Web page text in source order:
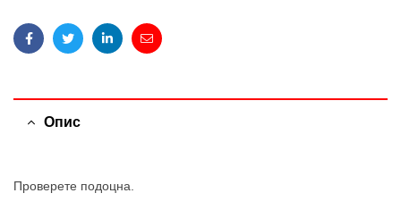
FacebookTwitterLinkedinEmail
Опис
Проверете подоцна.